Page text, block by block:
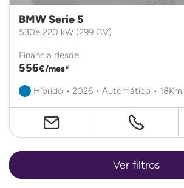
BMW Serie 5
530e 220 kW (299 CV)
Financia desde
556€/mes*
Híbrido • 2026 • Automático • 18Km.
Ver filtros